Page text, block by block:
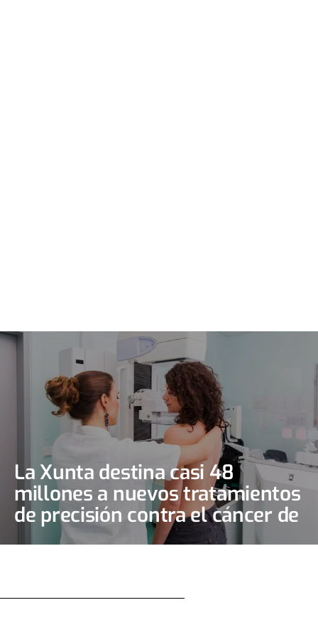
La Xunta destina casi 48
millones a nuevos tratamientos
de precisión contra el cáncer de
mama y de ovario